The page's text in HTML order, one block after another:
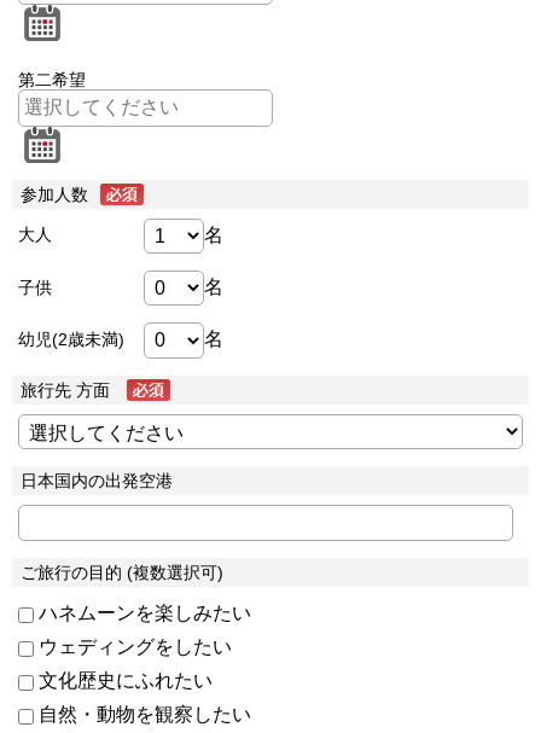
第二希望
参加人数
大人 名
子供 名
幼児(2歳未満) 名
旅行先 方面
日本国内の出発空港
ご旅行の目的 (複数選択可)
ハネムーンを楽しみたい
ウェディングをしたい
文化歴史にふれたい
自然・動物を観察したい